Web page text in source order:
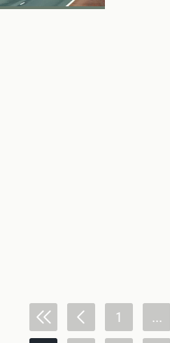
1 ...